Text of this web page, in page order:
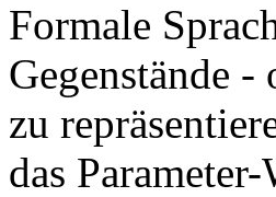
Formale
Gegenstände
zu
das